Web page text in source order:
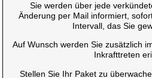
Sie werden über jede
Änderung per Mail informiert,
Intervall, das Sie
Auf Wunsch werden Sie zusätzlich
Inkrafttreten
Stellen Sie Ihr Paket zu